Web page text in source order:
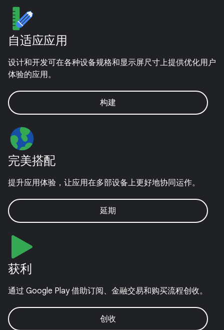
自适应应用
设计和开发可在各种设备规格和显示屏尺寸上提供优化用户
体验的应用。
构建
完美搭配
提升应用体验，让应用在多部设备上更好地协同运作。
延期
获利
通过 Google Play 借助订阅、金融交易和购买流程创收。
创收